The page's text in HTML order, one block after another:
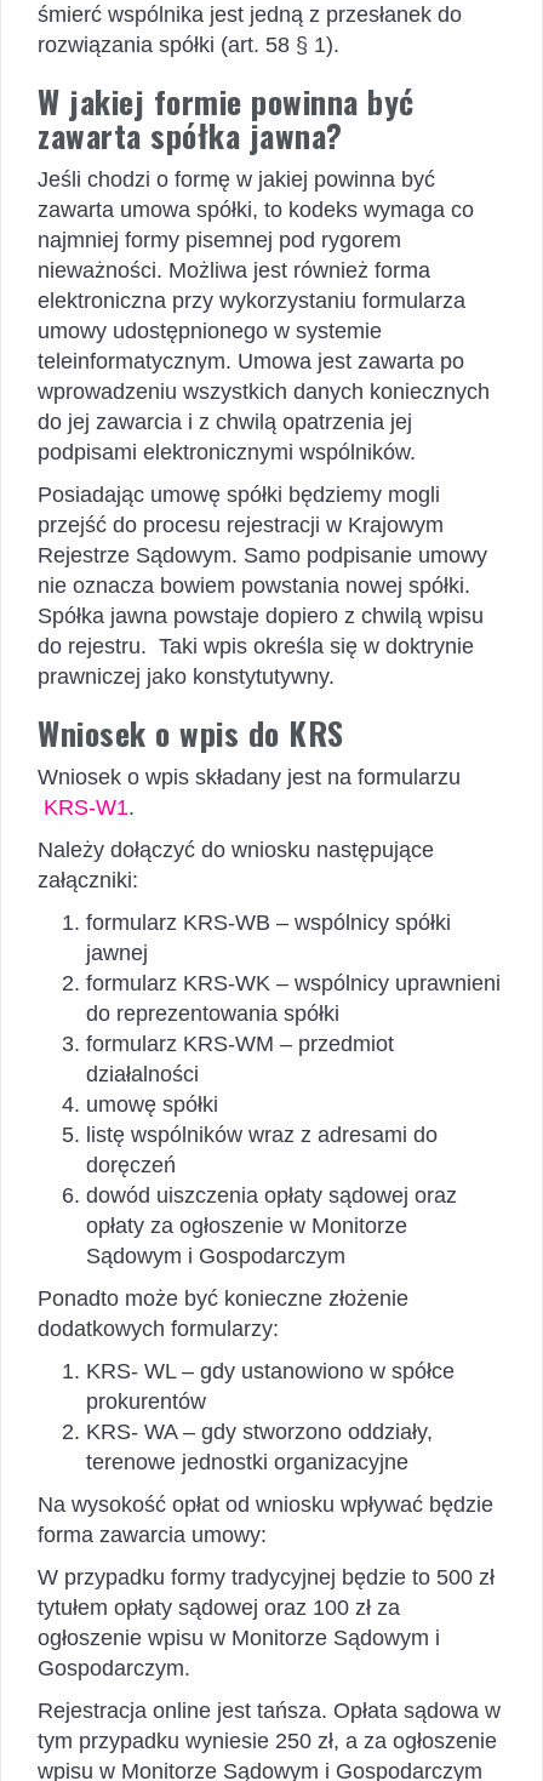
śmierć wspólnika jest jedną z przesłanek do
rozwiązania spółki (art. 58 § 1).
W jakiej formie powinna być
zawarta spółka jawna?
Jeśli chodzi o formę w jakiej powinna być
zawarta umowa spółki, to kodeks wymaga co
najmniej formy pisemnej pod rygorem
nieważności. Możliwa jest również forma
elektroniczna przy wykorzystaniu formularza
umowy udostępnionego w systemie
teleinformatycznym. Umowa jest zawarta po
wprowadzeniu wszystkich danych koniecznych
do jej zawarcia i z chwilą opatrzenia jej
podpisami elektronicznymi wspólników.
Posiadając umowę spółki będziemy mogli
przejść do procesu rejestracji w Krajowym
Rejestrze Sądowym. Samo podpisanie umowy
nie oznacza bowiem powstania nowej spółki.
Spółka jawna powstaje dopiero z chwilą wpisu
do rejestru. Taki wpis określa się w doktrynie
prawniczej jako konstytutywny.
Wniosek o wpis do KRS
Wniosek o wpis składany jest na formularzu
KRS-W1.
Należy dołączyć do wniosku następujące
załączniki:
formularz KRS-WB – wspólnicy spółki
jawnej
formularz KRS-WK – wspólnicy uprawnieni
do reprezentowania spółki
formularz KRS-WM – przedmiot
działalności
umowę spółki
listę wspólników wraz z adresami do
doręczeń
dowód uiszczenia opłaty sądowej oraz
opłaty za ogłoszenie w Monitorze
Sądowym i Gospodarczym
Ponadto może być konieczne złożenie
dodatkowych formularzy:
KRS- WL – gdy ustanowiono w spółce
prokurentów
KRS- WA – gdy stworzono oddziały,
terenowe jednostki organizacyjne
Na wysokość opłat od wniosku wpływać będzie
forma zawarcia umowy:
W przypadku formy tradycyjnej będzie to 500 zł
tytułem opłaty sądowej oraz 100 zł za
ogłoszenie wpisu w Monitorze Sądowym i
Gospodarczym.
Rejestracja online jest tańsza. Opłata sądowa w
tym przypadku wyniesie 250 zł, a za ogłoszenie
wpisu w Monitorze Sądowym i Gospodarczym